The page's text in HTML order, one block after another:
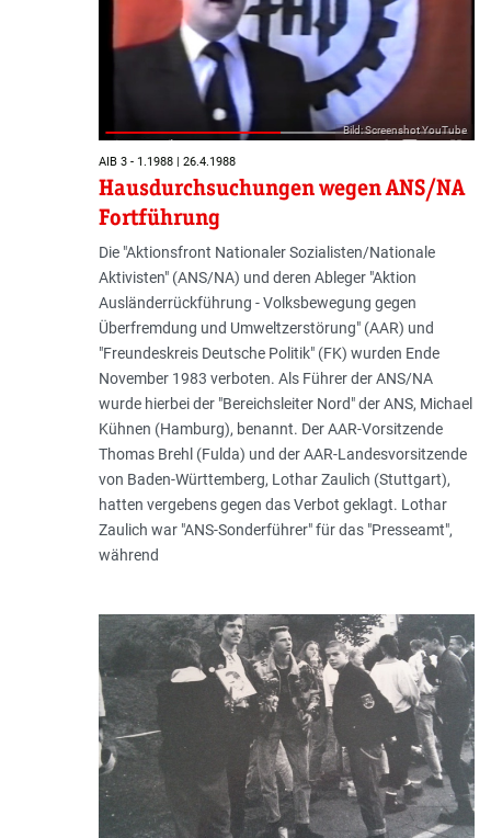
Bild: Screenshot YouTube
AIB 3 - 1.1988 | 26.4.1988
Hausdurchsuchungen wegen ANS/NA
Fortführung
Die "Aktionsfront Nationaler Sozialisten/Nationale
Aktivisten" (ANS/NA) und deren Ableger "Aktion
Ausländerrückführung - Volksbewegung gegen
Überfremdung und Umweltzerstörung" (AAR) und
"Freundeskreis Deutsche Politik" (FK) wurden Ende
November 1983 verboten. Als Führer der ANS/NA
wurde hierbei der "Bereichsleiter Nord" der ANS, Michael
Kühnen (Hamburg), benannt. Der AAR-Vorsitzende
Thomas Brehl (Fulda) und der AAR-Landesvorsitzende
von Baden-Württemberg, Lothar Zaulich (Stuttgart),
hatten vergebens gegen das Verbot geklagt. Lothar
Zaulich war "ANS-Sonderführer" für das "Presseamt",
während